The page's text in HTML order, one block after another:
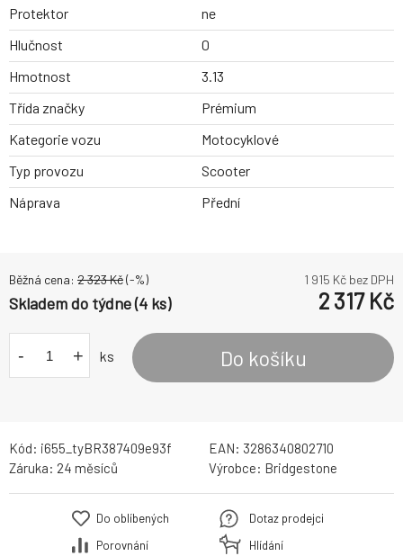
Protektor
ne
Hlučnost
0
Hmotnost
3.13
Třída značky
Prémium
Kategorie vozu
Motocyklové
Typ provozu
Scooter
Náprava
Přední
Běžná cena: 2 323Kč(-%) 1 915 Kč bez DPH
Skladem do týdne (4 ks) 2 317Kč
- + ks Do košíku
Kód: i655_tyBR387409e93f EAN: 3286340802710
Záruka: 24 měsíců Výrobce: Bridgestone
Do oblíbených
Porovnání
Dotaz prodejci
Hlídání